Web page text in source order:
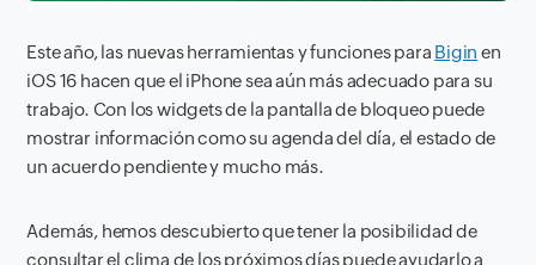
Este año, las nuevas herramientas y funciones para Bigin en
iOS 16 hacen que el iPhone sea aún más adecuado para su
trabajo. Con los widgets de la pantalla de bloqueo puede
mostrar información como su agenda del día, el estado de
un acuerdo pendiente y mucho más.
Además, hemos descubierto que tener la posibilidad de
consultar el clima de los próximos días puede ayudarlo a